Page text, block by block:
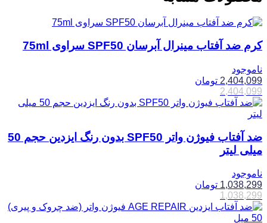
کرم ضد آفتاب مینرال آبرسان SPF50 سراوی 75ml
ناموجود
2,404,099 تومان
2,404,099
ضد آفتاب فیوژن واتر SPF50 بدون رنگ ایزدین حجم 50
میلی لیتر
ناموجود
1,038,299 تومان
1,038,299